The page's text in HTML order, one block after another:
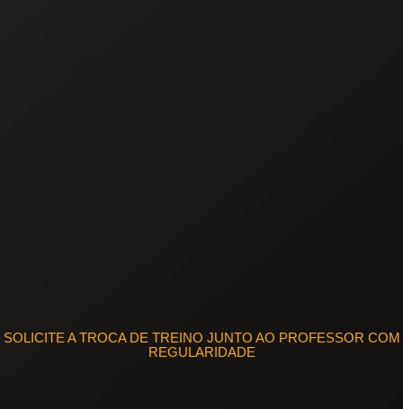
SOLICITE A TROCA DE TREINO JUNTO AO PROFESSOR COM
REGULARIDADE